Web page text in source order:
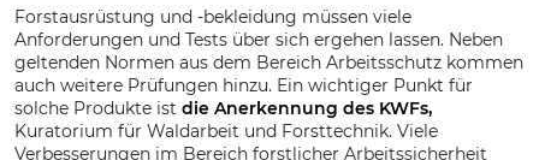
Forstausrüstung und -bekleidung müssen viele
Anforderungen und Tests über sich ergehen lassen. Neben
geltenden Normen aus dem Bereich Arbeitsschutz kommen
auch weitere Prüfungen hinzu. Ein wichtiger Punkt für
solche Produkte ist die Anerkennung des KWFs,
Kuratorium für Waldarbeit und Forsttechnik. Viele
Verbesserungen im Bereich forstlicher Arbeitssicherheit